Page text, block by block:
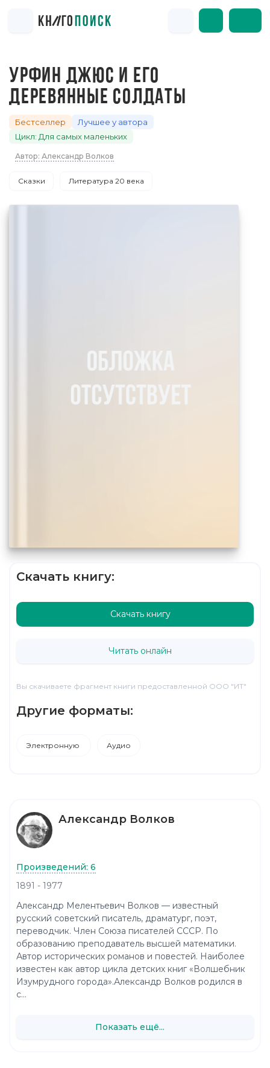
УРФИН ДЖЮС И ЕГО
ДЕРЕВЯННЫЕ СОЛДАТЫ
Бестселлер
Лучшее у автора
Цикл: Для самых маленьких
Автор: Александр Волков
Сказки Литература 20 века
Скачать книгу:
Скачать книгу
Читать онлайн
Вы скачиваете фрагмент книги предоставленной ООО "ИТ"
Другие форматы:
Электронную Аудио
Александр Волков
Произведений: 6
1891 - 1977
Александр Мелентьевич Волков — известный
русский советский писатель, драматург, поэт,
переводчик. Член Союза писателей СССР. По
образованию преподаватель высшей математики.
Автор исторических романов и повестей. Наиболее
известен как автор цикла детских книг «Волшебник
Изумрудного города».Александр Волков родился в
с...
Показать ещё...